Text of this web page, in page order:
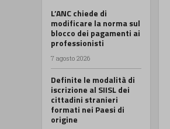
L’ANC chiede di
modificare la norma sul
blocco dei pagamenti ai
professionisti
7 agosto 2026
Definite le modalità di
iscrizione al SIISL dei
cittadini stranieri
formati nei Paesi di
origine